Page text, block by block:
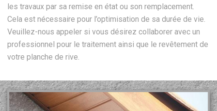
les travaux par sa remise en état ou son remplacement.
Cela est nécessaire pour l’optimisation de sa durée de vie.
Veuillez-nous appeler si vous désirez collaborer avec un
professionnel pour le traitement ainsi que le revêtement de
votre planche de rive.